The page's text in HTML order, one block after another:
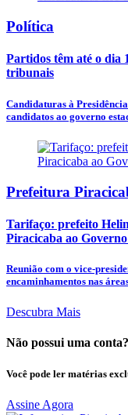
Política
Partidos têm até o dia
tribunais
Candidaturas à
candidatos ao governo
Prefeitura
Tarifaço: prefeito
Piracicaba ao
Reunião com o vice-
encaminhamentos nas
Descubra Mais
Não possui uma conta?
Você pode ler matérias
Assine Agora